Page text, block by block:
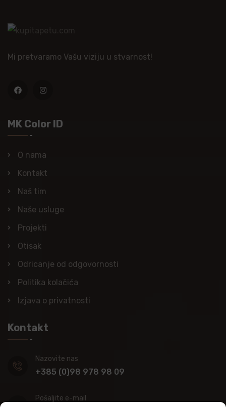
Mi pretvaramo Vašu viziju u stvarnost!
MK Color ID
O nama
Kontakt
Naš tim
Naše usluge
Projekti
Otisak
Odricanje od odgovornosti
Politika kolačića
Izjava o privatnosti
Kontakt
Nazovite nas
+385 (0)98 978 98 09
Pošaljite e-mail